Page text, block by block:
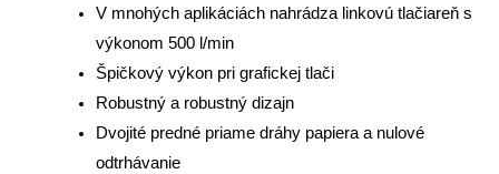
V mnohých aplikáciách nahrádza linkovú tlačiareň s
výkonom 500 l/min
Špičkový výkon pri grafickej tlači
Robustný a robustný dizajn
Dvojité predné priame dráhy papiera a nulové
odtrhávanie